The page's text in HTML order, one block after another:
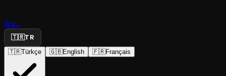
Ara...
🇹🇷TR
🇹🇷Türkçe 🇬🇧English 🇫🇷Français